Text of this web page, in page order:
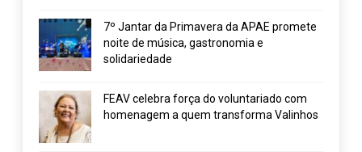
7º Jantar da Primavera da APAE promete
noite de música, gastronomia e
solidariedade
FEAV celebra força do voluntariado com
homenagem a quem transforma Valinhos